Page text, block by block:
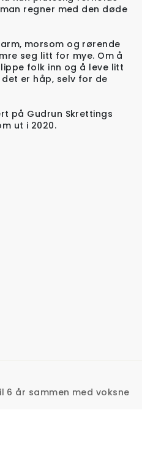
regner med den døde
varm, morsom og rørende
seg litt for mye. Om å
folk inn og å leve litt
det er håp, selv for de
på Gudrun Skrettings
ut i 2020.
år sammen med voksne